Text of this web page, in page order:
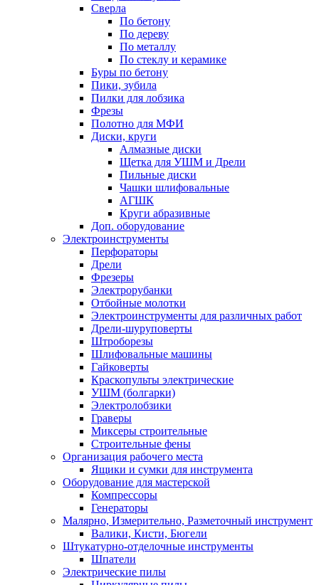
Сверла
По бетону
По дереву
По металлу
По стеклу и керамике
Буры по бетону
Пики, зубила
Пилки для лобзика
Фрезы
Полотно для МФИ
Диски, круги
Алмазные диски
Щетка для УШМ и Дрели
Пильные диски
Чашки шлифовальные
АГШК
Круги абразивные
Доп. оборудование
Электроинструменты
Перфораторы
Дрели
Фрезеры
Электрорубанки
Отбойные молотки
Электроинструменты для различных работ
Дрели-шуруповерты
Штроборезы
Шлифовальные машины
Гайковерты
Краскопульты электрические
УШМ (болгарки)
Электролобзики
Граверы
Миксеры строительные
Строительные фены
Организация рабочего места
Ящики и сумки для инструмента
Оборудование для мастерской
Компрессоры
Генераторы
Малярно, Измерительно, Разметочный инструмент
Валики, Кисти, Бюгели
Штукатурно-отделочные инструменты
Шпатели
Электрические пилы